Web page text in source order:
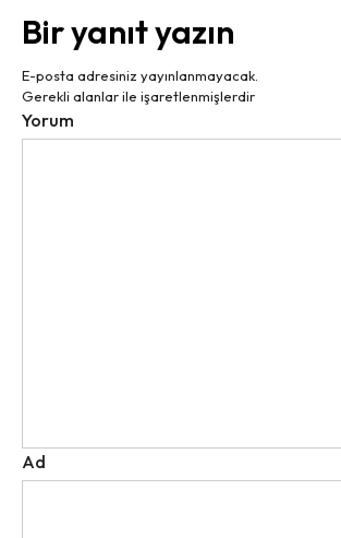
Bir yanıt yazın
E-posta adresiniz yayınlanmayacak.
Gerekli alanlarile işaretlenmişlerdir
Yorum
Ad